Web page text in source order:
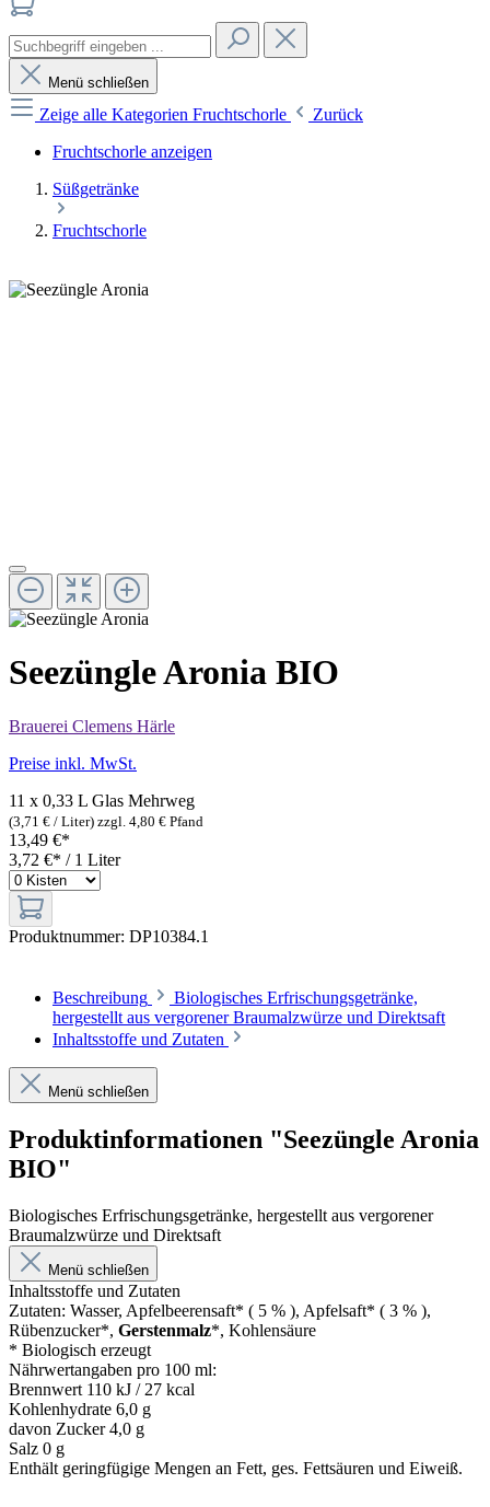
Menü schließen
Zeige alle Kategorien Fruchtschorle
Zurück
Fruchtschorle anzeigen
Süßgetränke
Fruchtschorle
Seezüngle Aronia BIO
Brauerei Clemens Härle
Preise inkl. MwSt.
11 x 0,33 L Glas Mehrweg
(3,71 € / Liter) zzgl. 4,80 € Pfand
13,49 €*
3,72 €* / 1 Liter
Produktnummer: DP10384.1
Beschreibung
Biologisches Erfrischungsgetränke,
hergestellt aus vergorener Braumalzwürze und Direktsaft
Inhaltsstoffe und Zutaten
Menü schließen
Produktinformationen "Seezüngle Aronia
BIO"
Biologisches Erfrischungsgetränke, hergestellt aus vergorener
Braumalzwürze und Direktsaft
Menü schließen
Inhaltsstoffe und Zutaten
Zutaten: Wasser, Apfelbeerensaft* ( 5 % ), Apfelsaft* ( 3 % ),
Rübenzucker*, Gerstenmalz*, Kohlensäure
* Biologisch erzeugt
Nährwertangaben pro 100 ml:
Brennwert 110 kJ / 27 kcal
Kohlenhydrate 6,0 g
davon Zucker 4,0 g
Salz 0 g
Enthält geringfügige Mengen an Fett, ges. Fettsäuren und Eiweiß.